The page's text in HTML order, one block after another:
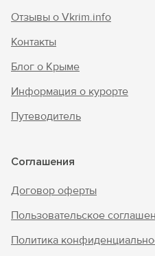
Отзывы о Vkrim.info
Контакты
Блог о Крыме
Информация о курорте
Путеводитель
Соглашения
Договор оферты
Пользовательское
Политика